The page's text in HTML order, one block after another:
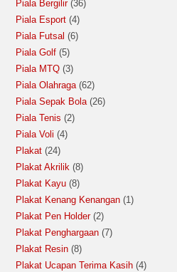
Piala Bergilir 36
Piala Esport 4
Piala Futsal
6
Piala Golf 5
Piala MTQ 3
Piala Olahraga 62
Piala Sepak Bola 26
Piala Tenis
2
Piala Voli
4
Plakat 24
Plakat Akrilik 8
Plakat Kayu 8
Plakat Kenang Kenangan 1
Plakat Pen Holder 2
Plakat Penghargaan 7
Plakat Resin 8
Plakat Ucapan Terima Kasih 4